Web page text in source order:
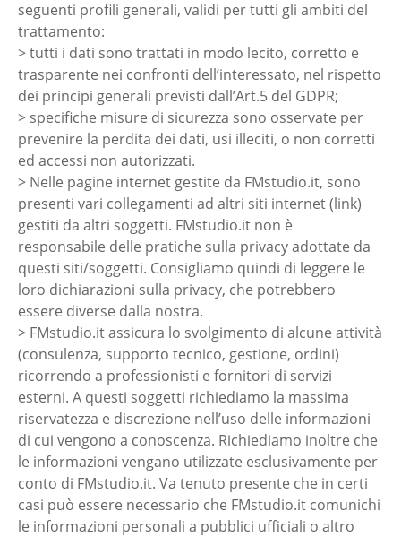
seguenti profili generali, validi per tutti gli ambiti del
trattamento:
> tutti i dati sono trattati in modo lecito, corretto e
trasparente nei confronti dell’interessato, nel rispetto
dei principi generali previsti dall’Art.5 del GDPR;
> specifiche misure di sicurezza sono osservate per
prevenire la perdita dei dati, usi illeciti, o non corretti
ed accessi non autorizzati.
> Nelle pagine internet gestite da FMstudio.it, sono
presenti vari collegamenti ad altri siti internet (link)
gestiti da altri soggetti. FMstudio.it non è
responsabile delle pratiche sulla privacy adottate da
questi siti/soggetti. Consigliamo quindi di leggere le
loro dichiarazioni sulla privacy, che potrebbero
essere diverse dalla nostra.
> FMstudio.it assicura lo svolgimento di alcune attività
(consulenza, supporto tecnico, gestione, ordini)
ricorrendo a professionisti e fornitori di servizi
esterni. A questi soggetti richiediamo la massima
riservatezza e discrezione nell’uso delle informazioni
di cui vengono a conoscenza. Richiediamo inoltre che
le informazioni vengano utilizzate esclusivamente per
conto di FMstudio.it. Va tenuto presente che in certi
casi può essere necessario che FMstudio.it comunichi
le informazioni personali a pubblici ufficiali o altro